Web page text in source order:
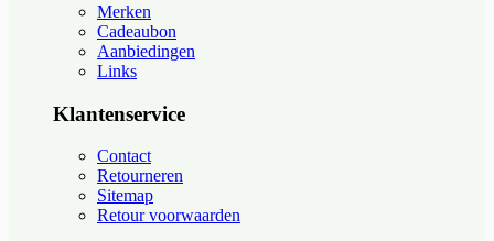
Merken
Cadeaubon
Aanbiedingen
Links
Klantenservice
Contact
Retourneren
Sitemap
Retour voorwaarden